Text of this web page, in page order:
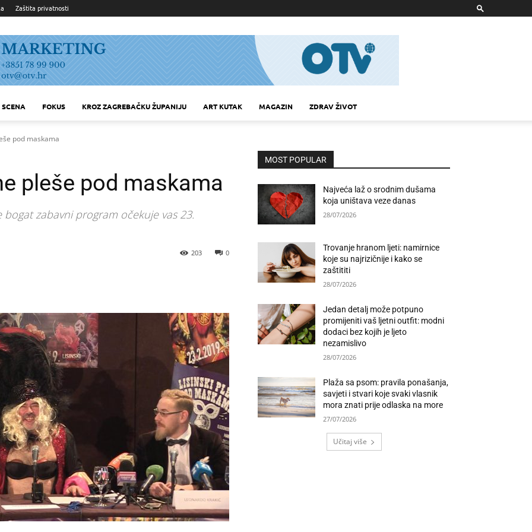
Zaštita privatnosti
SCENA FOKUS KROZ ZAGREBAČKU ŽUPANIJU ART KUTAK MAGAZIN ZDRAV ŽIVOT
pod maskama
pleše pod maskama
zabavni program očekuje vas 23.
0
203
MOST POPULAR
Najveća laž o srodnim dušama
koja uništava veze danas
28/07/2026
Trovanje hranom ljeti: namirnice
koje su najrizičnije i kako se
zaštititi
28/07/2026
Jedan detalj može potpuno
promijeniti vaš ljetni outfit: modni
dodaci bez kojih je ljeto
nezamislivo
28/07/2026
Plaža sa psom: pravila ponašanja,
savjeti i stvari koje svaki vlasnik
mora znati prije odlaska na more
27/07/2026
Učitaj više